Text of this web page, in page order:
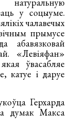
у соцыуме.
чалавечых
прымусе
абавязковай
«Левіяфан»
ўвасабляе
катуе і даруе
Герхарда
думак Макса